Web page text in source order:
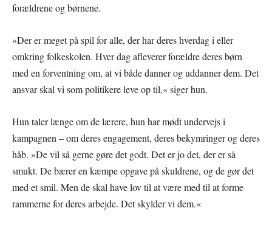
forældrene og børnene.
»Der er meget på spil for alle, der har deres hverdag i eller
omkring folkeskolen. Hver dag afleverer forældre deres børn
med en forventning om, at vi både danner og uddanner dem. Det
ansvar skal vi som politikere leve op til,« siger hun.
Hun taler længe om de lærere, hun har mødt undervejs i
kampagnen – om deres engagement, deres bekymringer og deres
håb. »De vil så gerne gøre det godt. Det er jo det, der er så
smukt. De bærer en kæmpe opgave på skuldrene, og de gør det
med et smil. Men de skal have lov til at være med til at forme
rammerne for deres arbejde. Det skylder vi dem.«